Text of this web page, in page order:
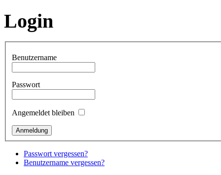
Login
Benutzername
Passwort
Angemeldet bleiben
Passwort vergessen?
Benutzername vergessen?